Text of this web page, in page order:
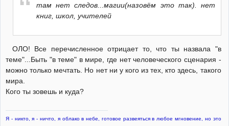
там нет следов...магии(назовём это так). нет
книг, школ, учителей
ОЛО! Все перечисленное отрицает то, что ты назвала "в
теме"...Быть "в теме" в мире, где нет человеческого сценария -
можно только мечтать. Но нет ни у кого из тех, кто здесь, такого
мира.
Кого ты зовешь и куда?
Я - никто, я - ничто, я облако в небе, готовое развеяться в любое мгновение, но это